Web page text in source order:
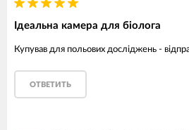
Ідеальна камера для біолога
Купував для польових досліджень -
ОТВЕТИТЬ